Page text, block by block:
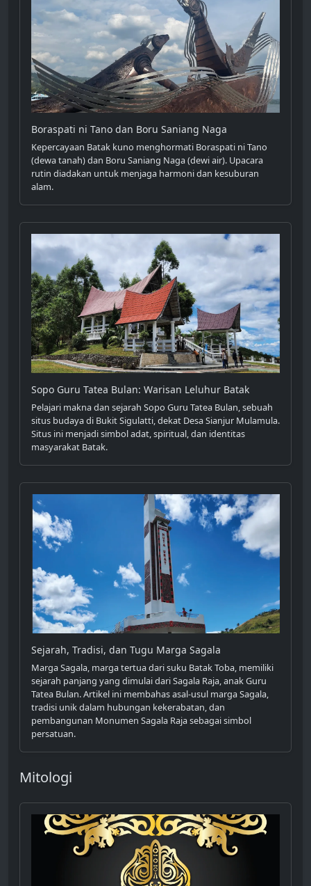
Boraspati ni Tano dan Boru Saniang Naga
Kepercayaan Batak kuno menghormati Boraspati ni Tano
(dewa tanah) dan Boru Saniang Naga (dewi air). Upacara
rutin diadakan untuk menjaga harmoni dan kesuburan
alam.
Sopo Guru Tatea Bulan: Warisan Leluhur Batak
Pelajari makna dan sejarah Sopo Guru Tatea Bulan, sebuah
situs budaya di Bukit Sigulatti, dekat Desa Sianjur Mulamula.
Situs ini menjadi simbol adat, spiritual, dan identitas
masyarakat Batak.
Sejarah, Tradisi, dan Tugu Marga Sagala
Marga Sagala, marga tertua dari suku Batak Toba, memiliki
sejarah panjang yang dimulai dari Sagala Raja, anak Guru
Tatea Bulan. Artikel ini membahas asal-usul marga Sagala,
tradisi unik dalam hubungan kekerabatan, dan
pembangunan Monumen Sagala Raja sebagai simbol
persatuan.
Mitologi